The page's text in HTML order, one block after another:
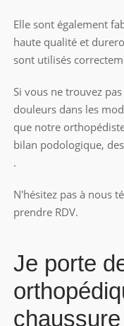
Elle sont également
haute qualité et
sont utilisés
Si vous ne trouvez
douleurs dans les
que notre
bilan podologique,
.
N'hésitez pas à nous
prendre RDV.
Je porte